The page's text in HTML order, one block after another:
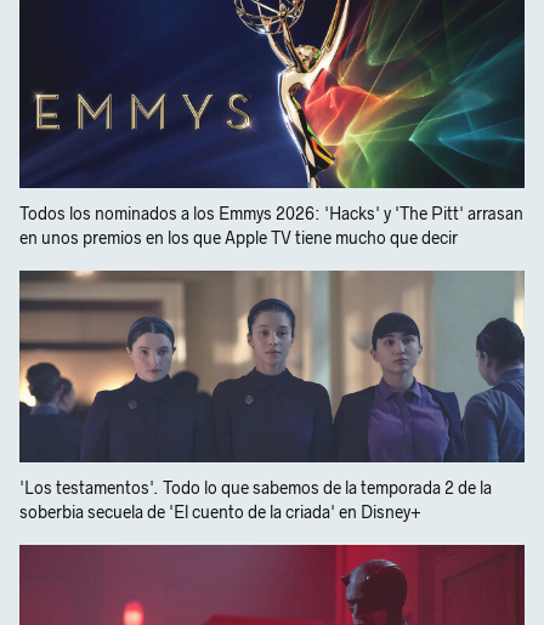
Todos los nominados a los Emmys 2026: 'Hacks' y 'The Pitt' arrasan
en unos premios en los que Apple TV tiene mucho que decir
'Los testamentos'. Todo lo que sabemos de la temporada 2 de la
soberbia secuela de 'El cuento de la criada' en Disney+